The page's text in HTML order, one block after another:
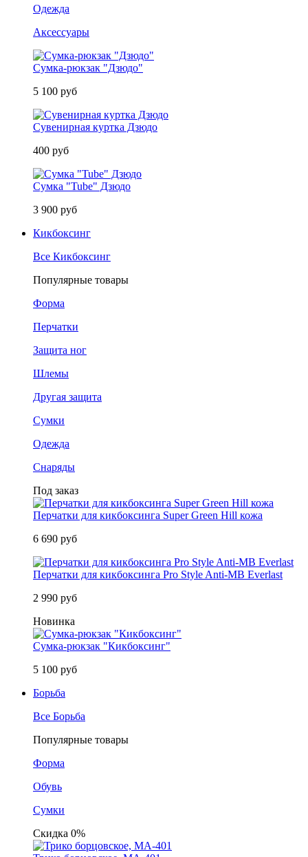
Одежда
Аксессуары
Сумка-рюкзак "Дзюдо"
5 100 руб
Сувенирная куртка Дзюдо
400 руб
Сумка "Tube" Дзюдо
3 900 руб
Кикбоксинг
Все Кикбоксинг
Популярные товары
Форма
Перчатки
Защита ног
Шлемы
Другая защита
Сумки
Одежда
Снаряды
Под заказ
Перчатки для кикбоксинга Super Green Hill кожа
6 690 руб
Перчатки для кикбоксинга Pro Style Anti-MB Everlast
2 990 руб
Новинка
Сумка-рюкзак "Кикбоксинг"
5 100 руб
Борьба
Все Борьба
Популярные товары
Форма
Обувь
Сумки
Скидка 0%